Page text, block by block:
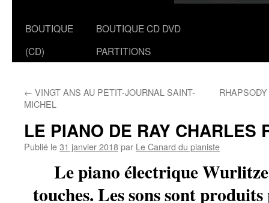
Aller
BOUTIQUE
(CD)
BOUTIQUE CD DVD
PARTITIONS
← VINGT ANS AU PETIT-JOURNAL SAINT-
MICHEL
LE PIANO DE RAY CHARLES
Publié le31 janvier 2018par Le Canard du pianiste
Le piano électrique
touches. Les sons sont